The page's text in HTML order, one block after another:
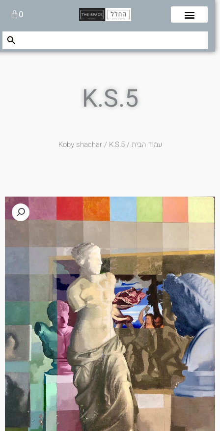
0עגלת
קניות
Search
Search Button
K.S.5
עמוד הבית/
Koby shachar/ K.S.5